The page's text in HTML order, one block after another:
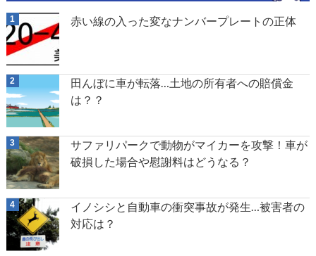
赤い線の入った変なナンバープレートの正体
田んぼに車が転落…土地の所有者への賠償金
は？？
サファリパークで動物がマイカーを攻撃！車が
破損した場合や慰謝料はどうなる？
イノシシと自動車の衝突事故が発生…被害者の
対応は？